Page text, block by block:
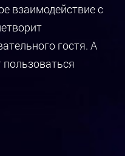
взаимодействие с
гостя. А
пользоваться